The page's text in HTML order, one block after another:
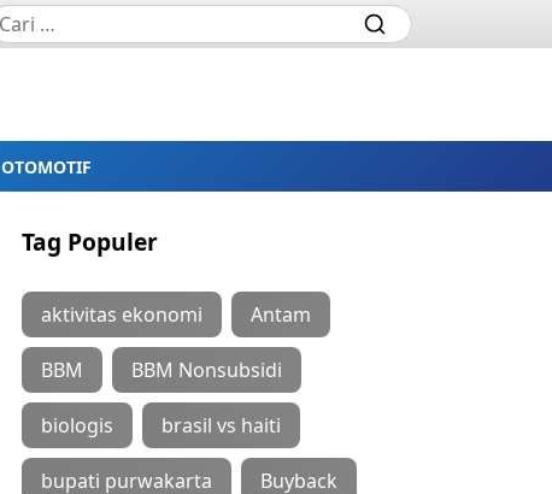
OTOMOTIF
Tag Populer
aktivitas ekonomi Antam
BBM BBM Nonsubsidi
biologis brasil vs haiti
bupati purwakarta Buyback